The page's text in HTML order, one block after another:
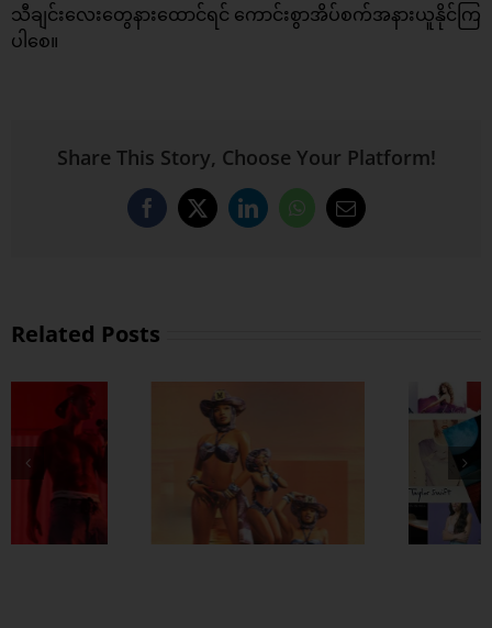
သီချင်းလေးတွေနားထောင်ရင် ကောင်းစွာအိပ်စက်အနားယူနိုင်ကြ
ပါစေ။
Share This Story, Choose Your Platform!
Facebook
X LinkedInWhatsApp
Email
Related Posts
အသစ်ဆိုမှအသစ်
နားဆင်ချင်တဲ့
သီချင်းချစ်သူ ကွီး
Rap ဂိမ်းထဲမှာ တ
ဖန်နိုးထလာတဲ့
သခင်ကြီး Ty
$ign